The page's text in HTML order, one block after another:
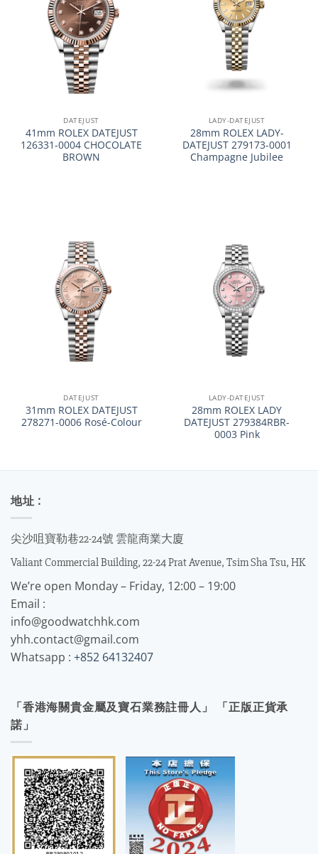
DATEJUST
41mm ROLEX DATEJUST
126331-0004 CHOCOLATE
BROWN
LADY-DATEJUST
28mm ROLEX LADY-
DATEJUST 279173-0001
Champagne Jubilee
DATEJUST
31mm ROLEX DATEJUST
278271-0006 Rosé-Colour
LADY-DATEJUST
28mm ROLEX LADY
DATEJUST 279384RBR-
0003 Pink
地址 :
尖沙咀寶勒巷22-24號 雲龍商業大廈
Valiant Commercial Building, 22-24 Prat Avenue, Tsim Sha Tsu, HK
We’re open Monday – Friday, 12:00 – 19:00
Email :
info@goodwatchhk.com
yhh.contact@gmail.com
Whatsapp : +852 64132407
「香港海關貴金屬及寶石業務註冊人」 「正版正貨承
諾」